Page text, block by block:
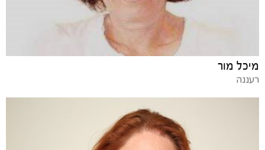
מיכל מור
רעננה